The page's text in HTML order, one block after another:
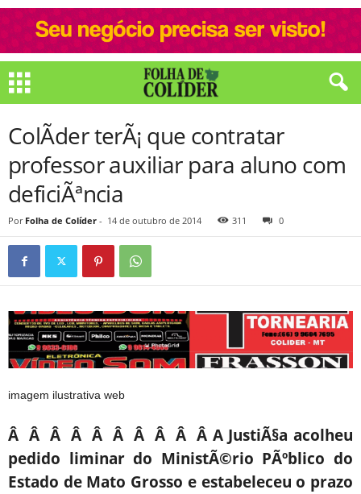
ColÃ­der terÃ¡ que contratar
professor auxiliar para aluno com
deficiÃªncia
Por Folha de Colíder - 14 de outubro de 2014 311 0
imagem ilustrativa web
Â Â Â Â Â Â Â Â Â Â A JustiÃ§a acolheu
pedido liminar do MinistÃ©rio PÃºblico do
Estado de Mato Grosso e estabeleceu o prazo